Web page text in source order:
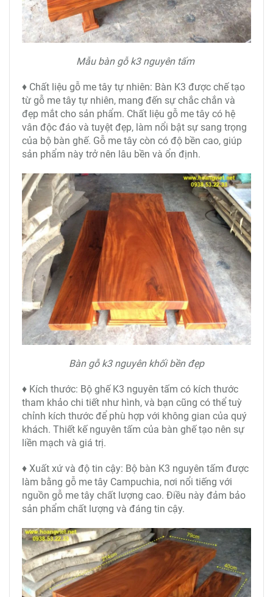
Mẫu bàn gỗ k3 nguyên tấm
♦ Chất liệu gỗ me tây tự nhiên: Bàn K3 được chế tạo
từ gỗ me tây tự nhiên, mang đến sự chắc chắn và
đẹp mắt cho sản phẩm. Chất liệu gỗ me tây có hệ
vân độc đáo và tuyệt đẹp, làm nổi bật sự sang trọng
của bộ bàn ghế. Gỗ me tây còn có độ bền cao, giúp
sản phẩm này trở nên lâu bền và ổn định.
Bàn gỗ k3 nguyên khối bền đẹp
♦ Kích thước: Bộ ghế K3 nguyên tấm có kích thước
tham khảo chi tiết như hình, và bạn cũng có thể tuỳ
chỉnh kích thước để phù hợp với không gian của quý
khách. Thiết kế nguyên tấm của bàn ghế tạo nên sự
liền mạch và giá trị.
♦ Xuất xứ và độ tin cậy: Bộ bàn K3 nguyên tấm được
làm bằng gỗ me tây Campuchia, nơi nổi tiếng với
nguồn gỗ me tây chất lượng cao. Điều này đảm bảo
sản phẩm chất lượng và đáng tin cậy.